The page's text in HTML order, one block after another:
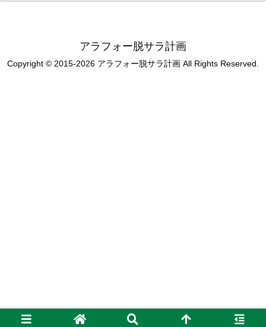
アラフォー脱サラ計画
Copyright © 2015-2026 アラフォー脱サラ計画 All Rights Reserved.